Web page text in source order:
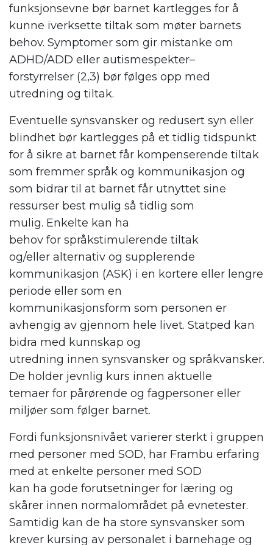
funksjonsevne bør barnet kartlegges for å
kunne iverksette tiltak som møter barnets
behov. Symptomer som gir mistanke om
ADHD/ADD eller autismespekter–
forstyrrelser (2,3) bør følges opp med
utredning og tiltak.
Eventuelle synsvansker og redusert syn eller
blindhet bør kartlegges på et tidlig tidspunkt
for å sikre at barnet får kompenserende tiltak
som fremmer språk og kommunikasjon og
som bidrar til at barnet får utnyttet sine
ressurser best mulig så tidlig som
mulig. Enkelte kan ha
behov for språkstimulerende tiltak
og/eller alternativ og supplerende
kommunikasjon (ASK) i en kortere eller lengre
periode eller som en
kommunikasjonsform som personen er
avhengig av gjennom hele livet. Statped kan
bidra med kunnskap og
utredning innen synsvansker og språkvansker.
De holder jevnlig kurs innen aktuelle
temaer for pårørende og fagpersoner eller
miljøer som følger barnet.
Fordi funksjonsnivået varierer sterkt i gruppen
med personer med SOD, har Frambu erfaring
med at enkelte personer med SOD
kan ha gode forutsetninger for læring og
skårer innen normalområdet på evnetester.
Samtidig kan de ha store synsvansker som
krever kursing av personalet i barnehage og